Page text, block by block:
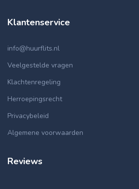
Klantenservice
info@huurflits.nl
Veelgestelde vragen
Klachtenregeling
Herroepingsrecht
Privacybeleid
Algemene voorwaarden
Reviews